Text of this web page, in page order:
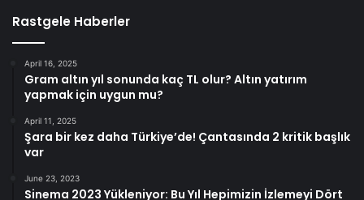
Rastgele Haberler
April 16, 2025
Gram altın yıl sonunda kaç TL olur? Altın yatırım
yapmak için uygun mu?
April 11, 2025
Şara bir kez daha Türkiye’de! Çantasında 2 kritik başlık
var
June 23, 2023
Sinema 2023 Yükleniyor: Bu Yıl Hepimizin İzlemeyi Dört